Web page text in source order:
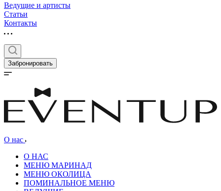
Ведущие и артисты
Статьи
Контакты
Забронировать
О нас
О НАС
МЕНЮ МАРИНАД
МЕНЮ ОКОЛИЦА
ПОМИНАЛЬНОЕ МЕНЮ